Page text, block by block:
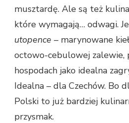
musztardę. Ale są też
które wymagają… odwagi.
utopence – marynowane
octowo-cebulowej zalewie,
hospodach jako idealna
Idealna – dla Czechów. Bo
Polski to już bardziej
przysmak.